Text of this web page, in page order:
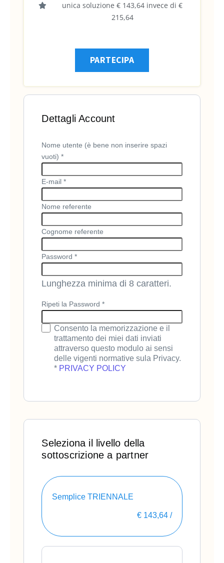
Dettagli Account
Nome utente (è bene non inserire spazi
vuoti) *
E-mail *
Nome referente
Cognome referente
Password *
Lunghezza minima di 8 caratteri.
Ripeti la Password *
Consento la memorizzazione e il
trattamento dei miei dati inviati
attraverso questo modulo ai sensi
delle vigenti normative sula Privacy.
* PRIVACY POLICY
Seleziona il livello della
sottoscrizione a partner
Semplice TRIENNALE
€ 143,64/
unica soluzione € 143,64 invece di €
215,64
PARTECIPA